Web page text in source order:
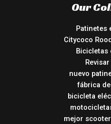
Our
Patinetes
Citycoco
Bicicletas
nuevo
fábrica
bicicleta
mejor